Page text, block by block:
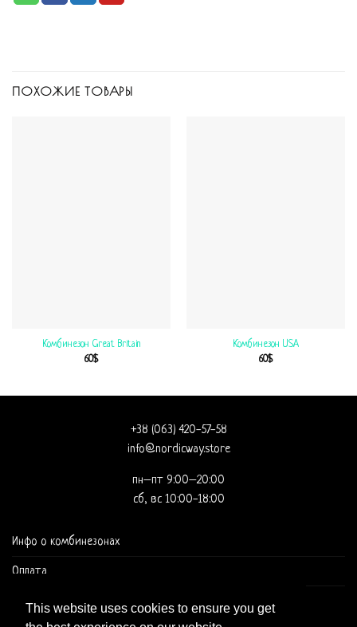
This website uses cookies to ensure you get
ПОХОЖИЕ ТОВАРЫ
Комбинезон Great Britain
60$
Комбинезон USA
60$
+38 (063) 420-57-58
info@nordicway.store
пн–пт 9:00–20:00
сб, вс 10:00-18:00
Инфо о комбинезонах
Оплата
Доставка и оформление заказа